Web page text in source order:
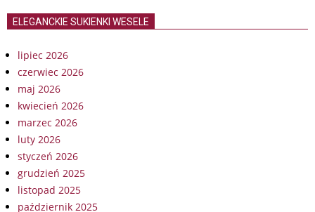
ELEGANCKIE SUKIENKI WESELE
lipiec 2026
czerwiec 2026
maj 2026
kwiecień 2026
marzec 2026
luty 2026
styczeń 2026
grudzień 2025
listopad 2025
październik 2025